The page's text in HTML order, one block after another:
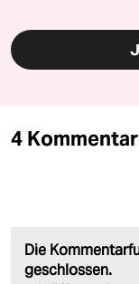
4
Die
geschlossen.